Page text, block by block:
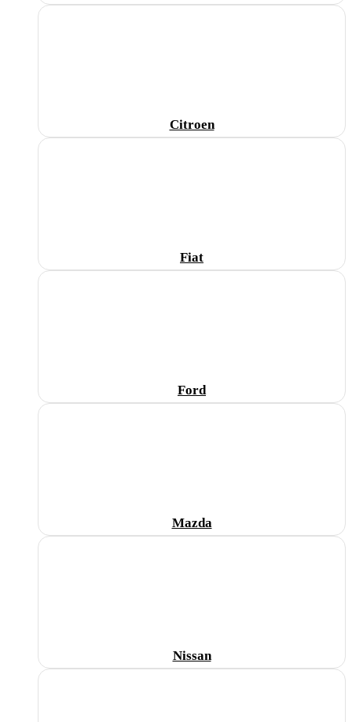
Citroen
Fiat
Ford
Mazda
Nissan